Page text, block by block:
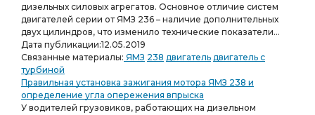
дизельных силовых агрегатов. Основное отличие систем
двигателей серии от ЯМЗ 236 – наличие дополнительных
двух цилиндров, что изменило технические показатели...
Дата публикации:12.05.2019
Связанные материалы: ЯМЗ 238 двигатель двигатель с
турбиной
Правильная установка зажигания мотора ЯМЗ 238 и
определение угла опережения впрыска
У водителей грузовиков, работающих на дизельном